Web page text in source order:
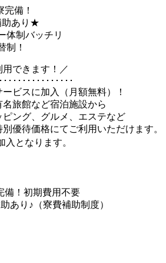
備！
助あり★
体制バッチリ
制！
できます！／
･･････････････
ビスに加入（月額無料）！
旅館など宿泊施設から
ング、グルメ、エステなど
優待価格にてご利用いただけます。
となります。
備！初期費用不要
あり♪（寮費補助制度）